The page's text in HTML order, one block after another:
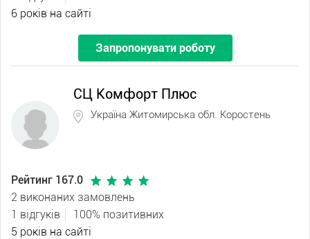
6 років на сайті
Запропонувати роботу
СЦ Комфорт Плюс
Україна Житомирська обл. Коростень
Рейтинг 167.0
2 виконаних замовлень
1 відгуків
100% позитивних
5 років на сайті